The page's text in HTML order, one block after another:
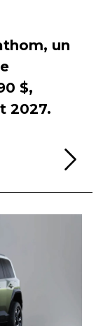
un
$,
2027.